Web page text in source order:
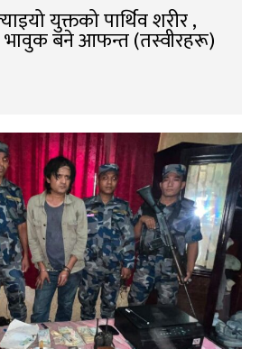
युक्तको पार्थिव शरीर ,
भावुक बने आफन्त (तस्वीरहरू)